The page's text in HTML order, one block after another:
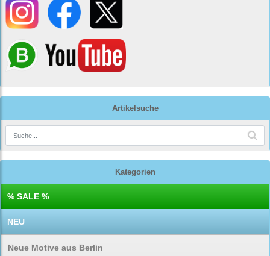
Artikelsuche
Kategorien
% SALE %
NEU
Neue Motive aus Berlin